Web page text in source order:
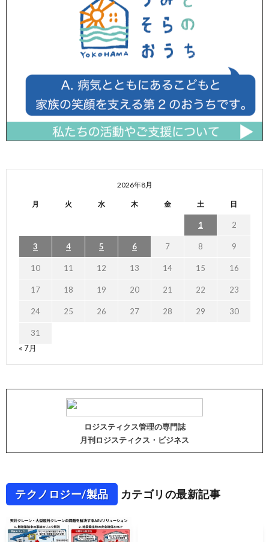
2026年8月
月 火 水 木 金 土 日
1 2
3 4 5 6 7 8 9
10 11 12 13 14 15 16
17 18 19 20 21 22 23
24 25 26 27 28 29 30
31
« 7月
ロジスティクス管理の専門誌
月刊ロジスティクス・ビジネス
テクノロジー/製品 カテゴリの最新記事